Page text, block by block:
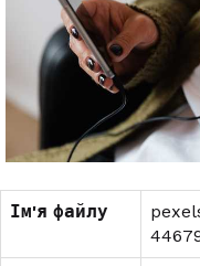
Ім'я файлу